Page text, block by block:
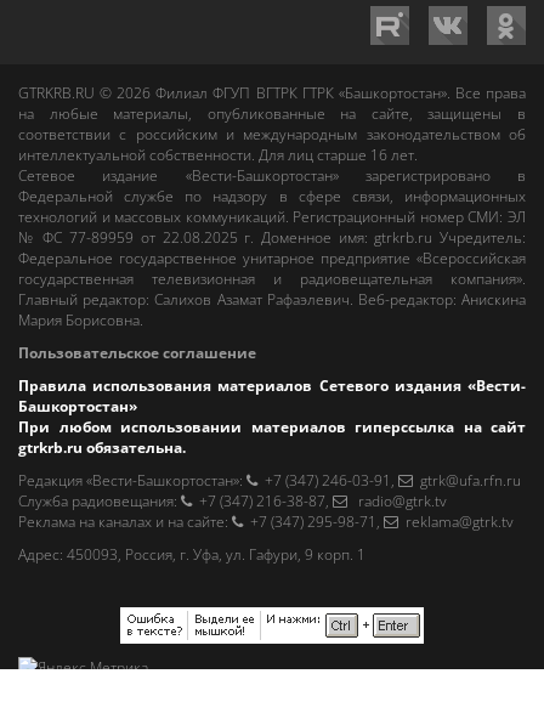
GTRKRB.RU © 2026Филиал ФГУП ВГТРК ГТРК «Башкортостан». Все права
на любые материалы, опубликованные на сайте, защищены в
соответствии с российским и международным законодательством об
интеллектуальной собственности. Для лиц старше 16 лет.
Сетевое издание «Вести-Башкортостан»зарегистрировано в
Федеральной службе по надзору в сфере связи, информационных
технологий и массовых коммуникаций. Регистрационный номер СМИ: ЭЛ
№ ФС 77-89959 от 22.08.2025 г. Доменное имя:gtrkrb.ru Учредитель:
Федеральное государственное унитарное предприятие «Всероссийская
государственная телевизионная и радиовещательная компания».
Главный редактор:Салихов Азамат Рафаэлевич. Веб-редактор:Анискина
Мария Борисовна.
Пользовательское соглашение
Правила использования материалов Сетевого издания «Вести-
Башкортостан»
При любом использовании материалов гиперссылка на сайт
gtrkrb.ru обязательна.
Редакция «Вести-Башкортостан»: +7 (347) 246-03-91 ,
gtrk@ufa.rfn.ru
Cлужба радиовещания: +7 (347) 216-38-87,
radio@gtrk.tv
Реклама на каналах и на сайте: +7 (347) 295-98-71 ,
reklama@gtrk.tv
Адрес: 450093, Россия, г. Уфа, ул. Гафури, 9 корп. 1